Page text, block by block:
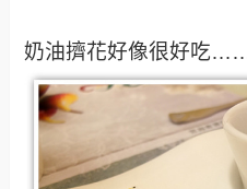
奶油擠花好像很好吃